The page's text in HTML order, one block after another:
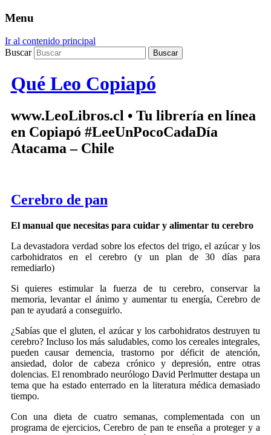
Menu
Ir al contenido principal
Buscar
Qué Leo Copiapó
www.LeoLibros.cl • Tu librería en línea
en Copiapó #LeeUnPocoCadaDía
Atacama – Chile
Cerebro de pan
El manual que necesitas para cuidar y alimentar tu cerebro
La devastadora verdad sobre los efectos del trigo, el azúcar y los
carbohidratos en el cerebro (y un plan de 30 días para
remediarlo)
Si quieres estimular la fuerza de tu cerebro, conservar la
memoria, levantar el ánimo y aumentar tu energía, Cerebro de
pan te ayudará a conseguirlo.
¿Sabías que el gluten, el azúcar y los carbohidratos destruyen tu
cerebro? Incluso los más saludables, como los cereales integrales,
pueden causar demencia, trastorno por déficit de atención,
ansiedad, dolor de cabeza crónico y depresión, entre otras
dolencias. El renombrado neurólogo David Perlmutter destapa un
tema que ha estado enterrado en la literatura médica demasiado
tiempo.
Con una dieta de cuatro semanas, complementada con un
programa de ejercicios, Cerebro de pan te enseña a proteger y a